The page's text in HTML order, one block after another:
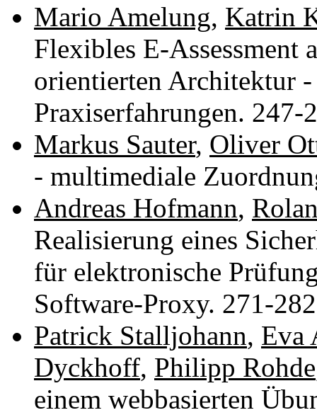
Mario Amelung, Katrin
Flexibles E-Assessment
orientierten Architektur
Praxiserfahrungen. 247-
Markus Sauter, Oliver
- multimediale
Andreas Hofmann,
Realisierung eines
für elektronische
Software-Proxy. 271-
Patrick Stalljohann, Eva
Dyckhoff, Philipp Rohde
einem webbasierten